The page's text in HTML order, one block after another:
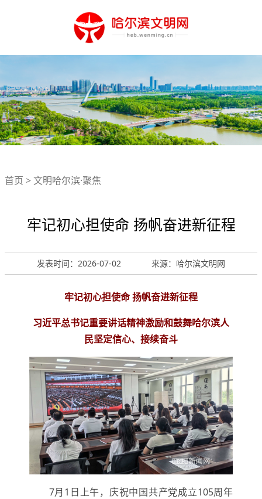
首页 >文明哈尔滨·聚焦
牢记初心担使命 扬帆奋进新征程
发表时间：2026-07-02 来源：哈尔滨文明网
牢记初心担使命 扬帆奋进新征程
习近平总书记重要讲话精神激励和鼓舞哈尔滨人
民坚定信心、接续奋斗
7月1日上午，庆祝中国共产党成立105周年